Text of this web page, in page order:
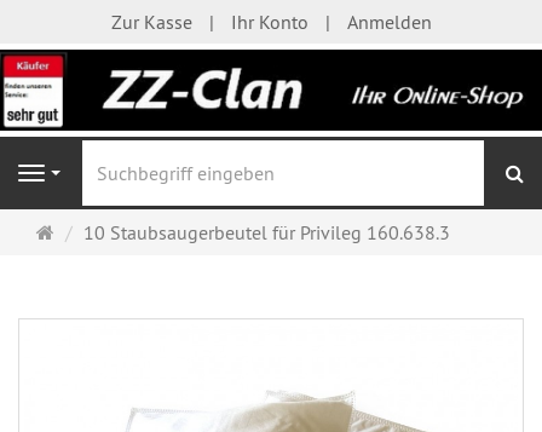
Zur Kasse Ihr Konto Anmelden
Navigation
Startseite
10 Staubsaugerbeutel für Privileg 160.638.3